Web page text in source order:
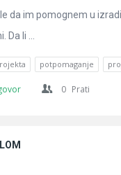
da im pomognem u
li ...
potpomaganje
0 Prati